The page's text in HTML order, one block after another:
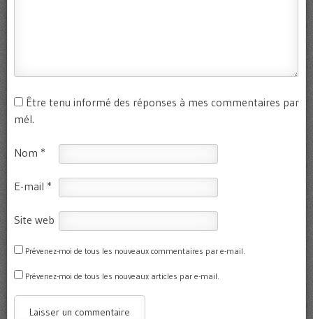
Être tenu informé des réponses à mes commentaires par
mél.
Nom *
E-mail *
Site web
Prévenez-moi de tous les nouveaux commentaires par e-mail.
Prévenez-moi de tous les nouveaux articles par e-mail.